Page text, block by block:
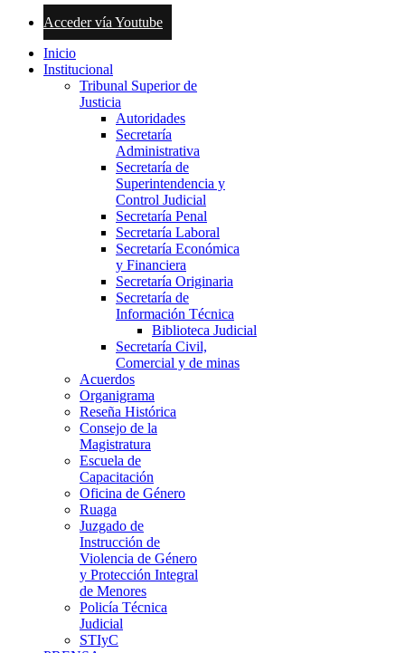
Acceder vía Youtube
Inicio
Institucional
Tribunal Superior de
Justicia
Autoridades
Secretaría
Administrativa
Secretaría de
Superintendencia y
Control Judicial
Secretaría Penal
Secretaría Laboral
Secretaría Económica
y Financiera
Secretaría Originaria
Secretaría de
Información Técnica
Biblioteca Judicial
Secretaría Civil,
Comercial y de minas
Acuerdos
Organigrama
Reseña Histórica
Consejo de la
Magistratura
Escuela de
Capacitación
Oficina de Género
Ruaga
Juzgado de
Instrucción de
Violencia de Género
y Protección Integral
de Menores
Policía Técnica
Judicial
STIyC